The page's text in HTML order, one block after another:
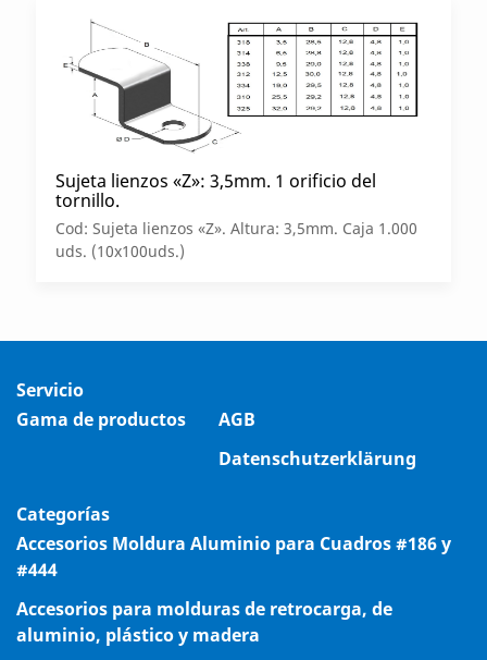
Sujeta lienzos «Z»: 3,5mm. 1 orificio del
tornillo.
Cod: Sujeta lienzos «Z». Altura: 3,5mm. Caja 1.000
uds. (10x100uds.)
Servicio
Gama de productos
AGB
Datenschutzerklärung
Categorías
Accesorios Moldura Aluminio para Cuadros #186 y
#444
Accesorios para molduras de retrocarga, de
aluminio, plástico y madera